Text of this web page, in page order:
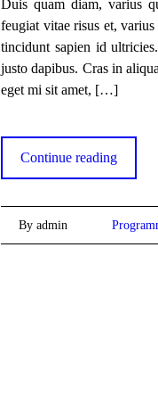
Duis quam diam, varius
feugiat vitae risus et,
tincidunt sapien id
justo dapibus. Cras in
eget mi sit amet, […]
Continue reading
By admin